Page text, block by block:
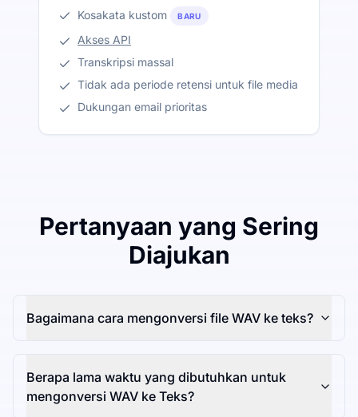
Kosakata kustom
BARU
Akses API
Transkripsi massal
Tidak ada periode retensi untuk file media
Dukungan email prioritas
Pertanyaan yang Sering
Diajukan
Bagaimana cara mengonversi file WAV ke teks?
Berapa lama waktu yang dibutuhkan untuk
mengonversi WAV ke Teks?